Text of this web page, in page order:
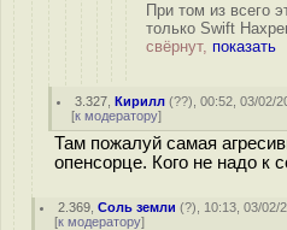
При том из всего
только Swift
свёрнут, показать
3.327 ,Кирилл (??), 00:52, 03/02/
[к модератору]
Там пожалуй самая
опенсорце. Кого не надо к
2.369 ,Соль земли (?), 10:13, 03/02/
[к модератору]